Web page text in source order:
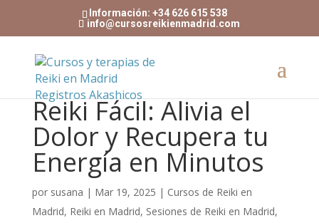
Información: +34 626 615 538
info@cursosreikienmadrid.com
Reiki Fácil: Alivia el
Dolor y Recupera tu
Energía en Minutos
por susana | Mar 19, 2025 | Cursos de Reiki en
Madrid, Reiki en Madrid, Sesiones de Reiki en Madrid,